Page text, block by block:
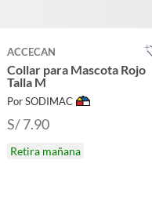
ACCECAN
Collar para Mascota Rojo
Talla M
Por SODIMAC
S/ 7.90
Retira mañana